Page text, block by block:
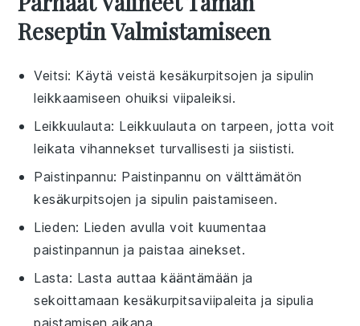
Reseptin Valmistamiseen
Veitsi: Käytä veistä kesäkurpitsojen ja sipulin
leikkaamiseen ohuiksi viipaleiksi.
Leikkuulauta: Leikkuulauta on tarpeen, jotta voit
leikata vihannekset turvallisesti ja siististi.
Paistinpannu: Paistinpannu on välttämätön
kesäkurpitsojen ja sipulin paistamiseen.
Lieden: Lieden avulla voit kuumentaa
paistinpannun ja paistaa ainekset.
Lasta: Lasta auttaa kääntämään ja
sekoittamaan kesäkurpitsaviipaleita ja sipulia
paistamisen aikana.